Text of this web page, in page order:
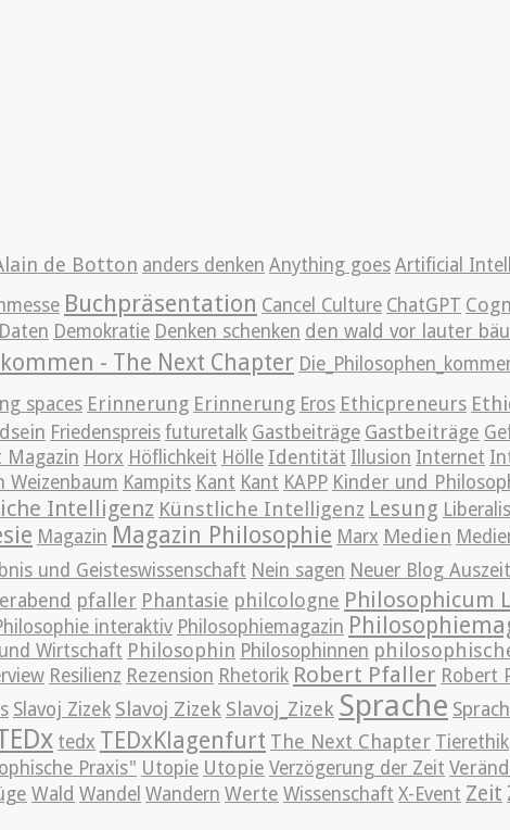
de Botton anders denken Anything goes Artificial
Buchpräsentation Cancel Culture ChatGPT
Daten Demokratie Denken schenken den wald vor lauter
- The Next Chapter
spaces Erinnerung Erinnerung Eros Ethicpreneurs
Friedenspreis futuretalk Gastbeiträge Gastbeiträge
Magazin Horx Höflichkeit Hölle Identität Illusion Internet
Weizenbaum Kampits Kant Kant KAPP Kinder und
Intelligenz Künstliche Intelligenz Lesung
Magazin Magazin Philosophie Marx Medien
und Geisteswissenschaft Nein sagen Neuer Blog Auszeit
pfaller Phantasie philcologne Philosophicum
interaktiv Philosophiemagazin
Wirtschaft Philosophin Philosophinnen
Resilienz Rezension Rhetorik Robert Pfaller Robert
Slavoj Zizek Slavoj Zizek Slavoj_Zizek Sprache
tedx TEDxKlagenfurt The Next Chapter Tierethik
Praxis" Utopie Utopie Verzögerung der Zeit
Wald Wandel Wandern Werte Wissenschaft X-Event Zeit